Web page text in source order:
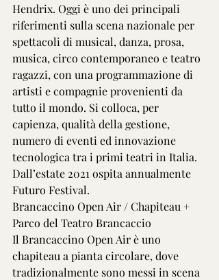
Hendrix. Oggi è uno dei principali
riferimenti sulla scena nazionale per
spettacoli di musical, danza, prosa,
musica, circo contemporaneo e teatro
ragazzi, con una programmazione di
artisti e compagnie provenienti da
tutto il mondo. Si colloca, per
capienza, qualità della gestione,
numero di eventi ed innovazione
tecnologica tra i primi teatri in Italia.
Dall’estate 2021 ospita annualmente
Futuro Festival.
Brancaccino Open Air / Chapiteau +
Parco del Teatro Brancaccio
Il Brancaccino Open Air è uno
chapiteau a pianta circolare, dove
tradizionalmente sono messi in scena